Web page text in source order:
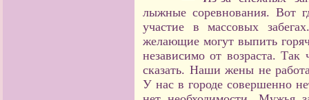
лыжные соревнования. Вот
участие в массовых
желающие могут выпить
независимо от возраста.
сказать. Наши жены не
У нас в городе совершенно